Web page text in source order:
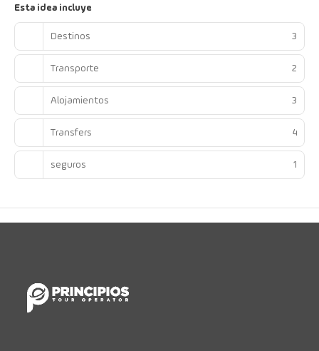
Esta idea incluye
Destinos 3
Transporte 2
Alojamientos 3
Transfers 4
seguros 1